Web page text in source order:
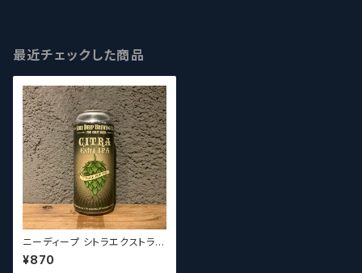
最近チェックした商品
ニーディープ シトラエクストラIP
A / Knee Deep Citra Extra I
PA 【クラフトビールシザーズ】
¥870